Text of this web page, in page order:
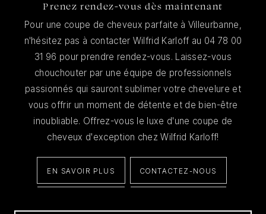
Prenez rendez-vous dès maintenant
Pour une coupe de cheveux parfaite à Villeurbanne,
n'hésitez pas à contacter Wilfrid Karloff au 04 78 00
31 96 pour prendre rendez-vous. Laissez-vous
chouchouter par une équipe de professionnels
passionnés qui sauront sublimer votre chevelure et
vous offrir un moment de détente et de bien-être
inoubliable. Offrez-vous le luxe d'une coupe de
cheveux d'exception chez Wilfrid Karloff!
EN SAVOIR PLUS CONTACTEZ-NOUS